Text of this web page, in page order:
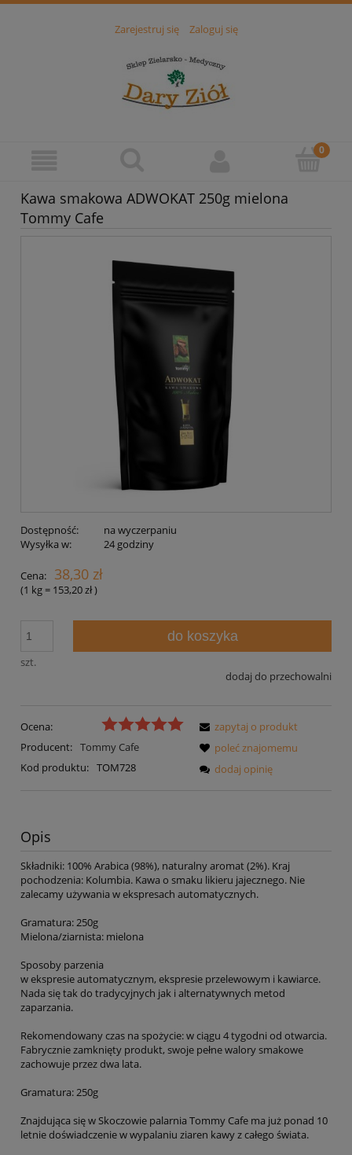
Zarejestruj się Zaloguj się
Kawa smakowa ADWOKAT 250g mielona
Tommy Cafe
Dostępność:
na wyczerpaniu
Wysyłka w:
24 godziny
Cena: 38,30 zł
(1 kg= 153,20 zł)
szt.
do koszyka
dodaj do przechowalni
Ocena:
Producent: Tommy Cafe
Kod produktu: TOM728
zapytaj o produkt
poleć znajomemu
dodaj opinię
Opis
Składniki: 100% Arabica (98%), naturalny aromat (2%). Kraj
pochodzenia: Kolumbia. Kawa o smaku likieru jajecznego. Nie
zalecamy używania w ekspresach automatycznych.
Gramatura: 250g
Mielona/ziarnista: mielona
Sposoby parzenia
w ekspresie automatycznym, ekspresie przelewowym i kawiarce.
Nada się tak do tradycyjnych jak i alternatywnych metod
zaparzania.
Rekomendowany czas na spożycie: w ciągu 4 tygodni od otwarcia.
Fabrycznie zamknięty produkt, swoje pełne walory smakowe
zachowuje przez dwa lata.
Gramatura: 250g
Znajdująca się w Skoczowie palarnia Tommy Cafe ma już ponad 10
letnie doświadczenie w wypalaniu ziaren kawy z całego świata.